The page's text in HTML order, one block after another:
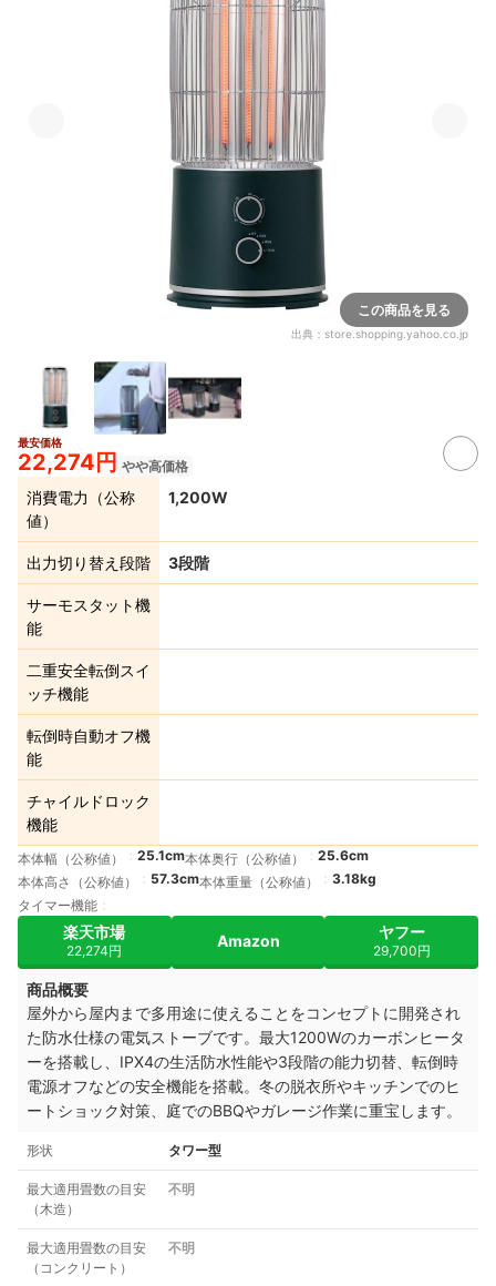
この商品を見る
出典： store.shopping.yahoo.co.jp
最安価格
22,274円 やや高価格
消費電力（公称
値）
1,200W
出力切り替え段階 3段階
サーモスタット機
能
二重安全転倒スイ
ッチ機能
転倒時自動オフ機
能
チャイルドロック
機能
本体幅（公称値） 25.1cm本体奥行（公称値）
25.6cm
本体高さ（公称値）
57.3cm本体重量（公称値）
3.18kg
タイマー機能
楽天市場
22,274円
Amazon ヤフー
29,700円
商品概要
屋外から屋内まで多用途に使えることをコンセプトに開発され
た防水仕様の電気ストーブです。最大1200Wのカーボンヒータ
ーを搭載し、IPX4の生活防水性能や3段階の能力切替、転倒時
電源オフなどの安全機能を搭載。冬の脱衣所やキッチンでのヒ
ートショック対策、庭でのBBQやガレージ作業に重宝します。
形状 タワー型
最大適用畳数の目安
（木造）
不明
最大適用畳数の目安
（コンクリート）
不明